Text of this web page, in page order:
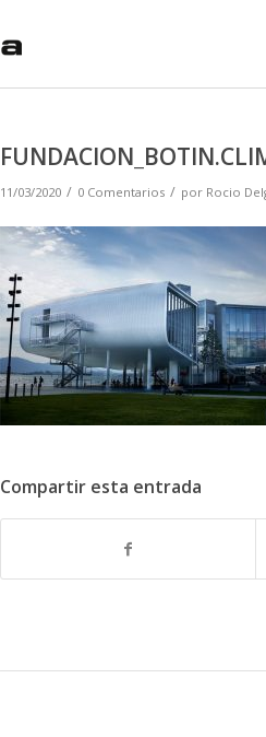
11/03/2020 / 0 Comentarios / por Rocio
Compartir esta entrada